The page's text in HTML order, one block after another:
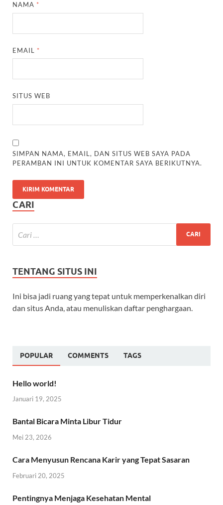
NAMA *
EMAIL *
SITUS WEB
SIMPAN NAMA, EMAIL, DAN SITUS WEB SAYA PADA
PERAMBAN INI UNTUK KOMENTAR SAYA BERIKUTNYA.
CARI
TENTANG SITUS INI
Ini bisa jadi ruang yang tepat untuk memperkenalkan diri
dan situs Anda, atau menuliskan daftar penghargaan.
POPULAR COMMENTS TAGS
Hello world!
Januari 19, 2025
Bantal Bicara Minta Libur Tidur
Mei 23, 2026
Cara Menyusun Rencana Karir yang Tepat Sasaran
Februari 20, 2025
Pentingnya Menjaga Kesehatan Mental